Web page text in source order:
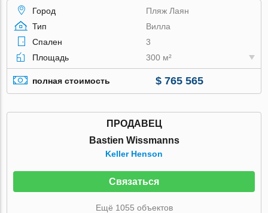
Город
Пляж Лаян
Тип
Вилла
Спален
3
Площадь
300 м²
полная стоимость $ 765 565
ПРОДАВЕЦ
Bastien Wissmanns
Keller Henson
Связаться
Ещё 1055 объектов